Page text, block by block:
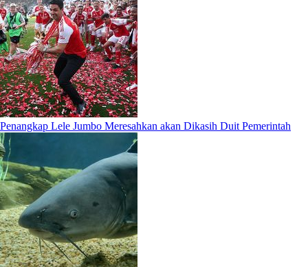
Penangkap Lele Jumbo Meresahkan akan Dikasih Duit Pemerintah